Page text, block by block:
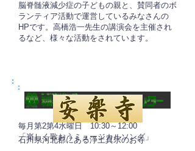
脳脊髄液減少症の子どもの親と、賛同者のボ
ランティア活動で運営しているみなさんの
HPです。高橋浩一先生の講演会を主催され
るなど、様々な活動をされています。
毎月第2第4水曜日 10:30～12:00
「楽しく歌おうミュージカルソング」
石川県河北郡にある浄土真宗のお寺